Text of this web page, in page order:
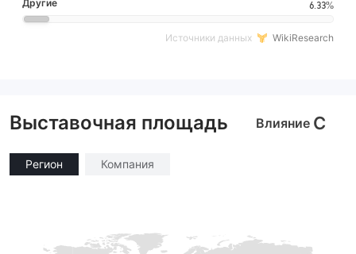
Другие 6.33%
Источники данных WikiResearch
Выставочная площадь Влияние C
Регион Компания